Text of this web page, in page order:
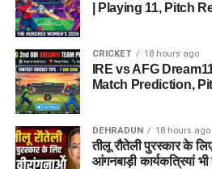
| Playing 11, Pitch
CRICKET 18 hours ago
IRE vs AFG
Match Prediction,
DEHRADUN 18 hours ago
तीलू रौतेली पुरस्कार के
आंगनबाड़ी कार्यकत्रियां भी